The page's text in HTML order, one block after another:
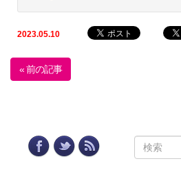
2023.05.10
« 前の記事